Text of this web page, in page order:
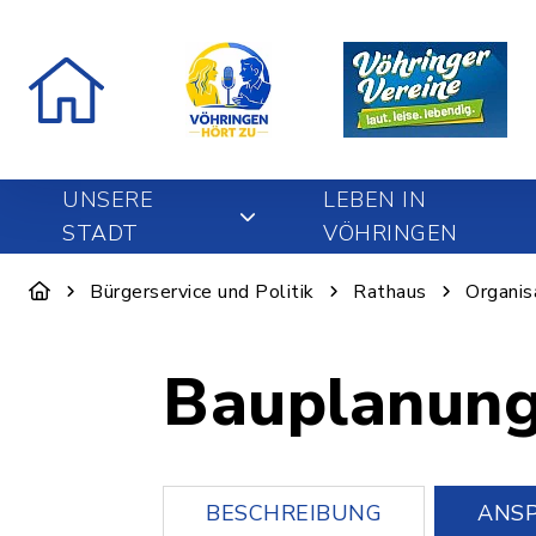
UNSERE
STADT
LEBEN IN
VÖHRINGEN
Bürgerservice und Politik Rathaus
BESCHREIBUNG